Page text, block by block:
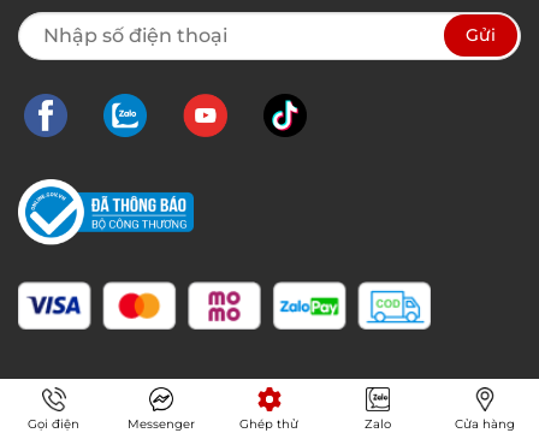
Gọi điện Messenger Ghép thử Zalo Cửa hàng